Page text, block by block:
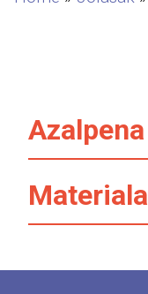
Azalpena
Materiala